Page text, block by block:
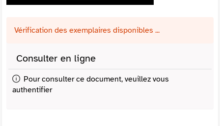
Vérification des exemplaires disponibles ...
Consulter en ligne
Pour consulter ce document, veuillez vous
authentifier